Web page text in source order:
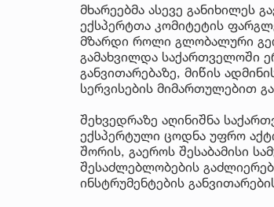
მხარეებმა ასევე განიხილეს
ექსპერტთა კომიტეტის
მზარდი როლი გლობალური
გამახვილდა საქართველოში
განვითარებაზე, მიწის
სერვისების მიმართულებით
შეხვედრაზე აღინიშნა
ექსპერტული ცოდნა უფრო
შორის, გაეროს შესაბამისი
შესაძლებლობების
ინსტრუმენტების